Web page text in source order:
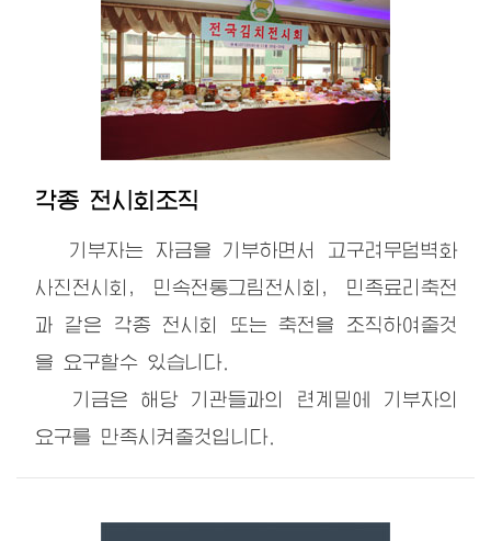
각종 전시회조직
기부자는 자금을 기부하면서 고구려무덤벽화
사진전시회, 민속전통그림전시회, 민족료리축전
과 같은 각종 전시회 또는 축전을 조직하여줄것
을 요구할수 있습니다.
기금은 해당 기관들과의 련계밑에 기부자의
요구를 만족시켜줄것입니다.